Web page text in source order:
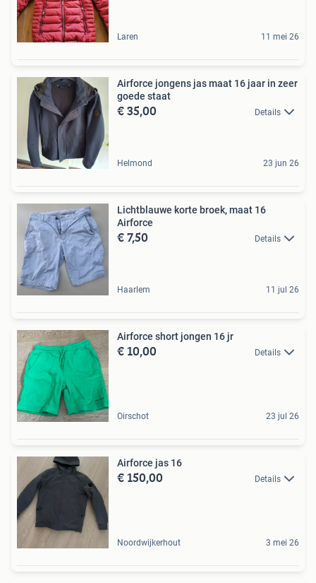
Laren 11 mei 26
Airforce jongens jas maat 16 jaar in zeer
goede staat
€ 35,00 Details
Helmond 23 jun 26
Lichtblauwe korte broek, maat 16
Airforce
€ 7,50 Details
Haarlem 11 jul 26
Airforce short jongen 16 jr
€ 10,00 Details
Oirschot 23 jul 26
Airforce jas 16
€ 150,00 Details
Noordwijkerhout 3 mei 26